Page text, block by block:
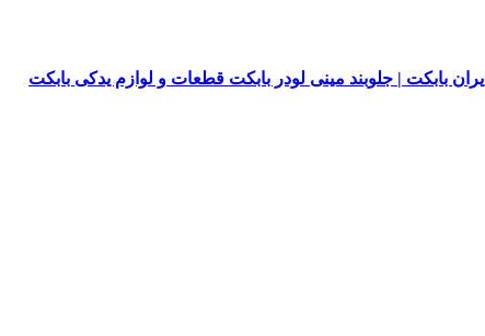
ایران بابکت | جلوبند مینی لودر بابکت قطعات و لوازم یدکی بابکت